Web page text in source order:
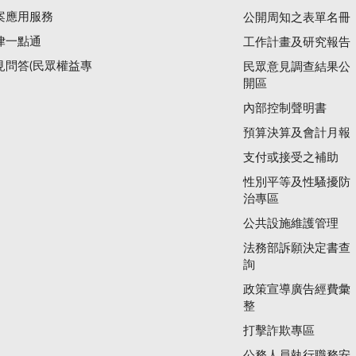
應用服務
一點通
問答(民眾權益專
公開周知之表單名冊
工作計畫及研究報告
民眾意見調查結果公
開區
內部控制聲明書
預算決算及會計月報
支付或接受之補助
性別平等及性騷擾防
治專區
公共設施維護管理
法務部訴願決定書查
詢
政策宣導廣告經費彙
整
打擊詐欺專區